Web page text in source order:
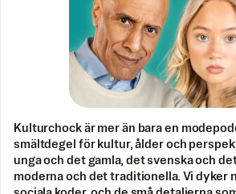
Kulturchock är mer än bara en
smältdegel för kultur, ålder och
unga och det gamla, det svenska och
moderna och det traditionella. Vi dyker